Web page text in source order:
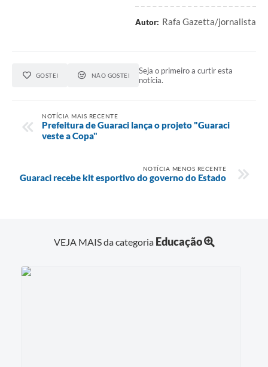
Autor: Rafa Gazetta/jornalista
GOSTEI NÃO GOSTEI
Seja o primeiro a curtir esta
notícia.
NOTÍCIA MAIS RECENTE
Prefeitura de Guaraci lança o projeto "Guaraci
veste a Copa"
NOTÍCIA MENOS RECENTE
Guaraci recebe kit esportivo do governo do Estado
VEJA MAIS da categoria Educação